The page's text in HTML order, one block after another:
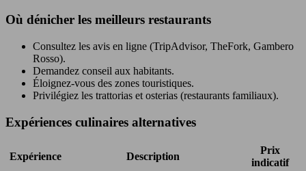
Où dénicher les meilleurs restaurants
Consultez les avis en ligne (TripAdvisor, TheFork, Gambero
Rosso).
Demandez conseil aux habitants.
Éloignez-vous des zones touristiques.
Privilégiez les trattorias et osterias (restaurants familiaux).
Expériences culinaires alternatives
Expérience Description
Prix
indicatif